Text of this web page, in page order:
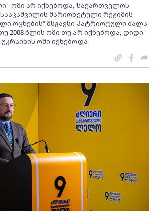
- ომი არ იქნებოდა, საქართველოს
მარიონეტული რეჟიმის
ოცნების“ მსგავსი პატრიოტული ძალა
2008 წლის ომი თუ არ იქნებოდა, დიდი
ომი იქნებოდა